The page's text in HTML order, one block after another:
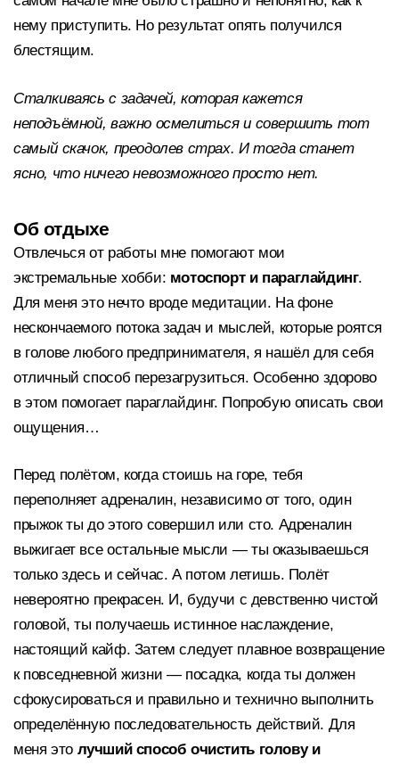
нему приступить. Но результат опять получился
блестящим.
Сталкиваясь с задачей, которая кажется
неподъёмной, важно осмелиться и совершить тот
самый скачок, преодолев страх. И тогда станет
ясно, что ничего невозможного просто нет.
Об отдыхе
Отвлечься от работы мне помогают мои
экстремальные хобби: мотоспорт и параглайдинг.
Для меня это нечто вроде медитации. На фоне
нескончаемого потока задач и мыслей, которые роятся
в голове любого предпринимателя, я нашёл для себя
отличный способ перезагрузиться. Особенно здорово
в этом помогает параглайдинг. Попробую описать свои
ощущения…
Перед полётом, когда стоишь на горе, тебя
переполняет адреналин, независимо от того, один
прыжок ты до этого совершил или сто. Адреналин
выжигает все остальные мысли — ты оказываешься
только здесь и сейчас. А потом летишь. Полёт
невероятно прекрасен. И, будучи с девственно чистой
головой, ты получаешь истинное наслаждение,
настоящий кайф. Затем следует плавное возвращение
к повседневной жизни — посадка, когда ты должен
сфокусироваться и правильно и технично выполнить
определённую последовательность действий. Для
меня это лучший способ очистить голову и